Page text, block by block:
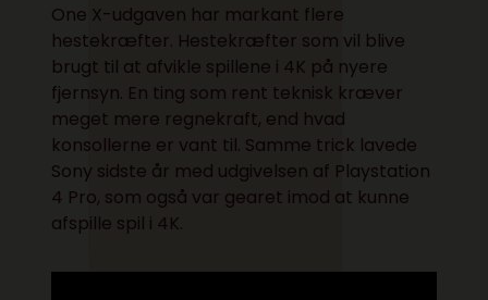
One X-udgaven har markant flere
hestekræfter. Hestekræfter som vil blive
brugt til at afvikle spillene i 4K på nyere
fjernsyn. En ting som rent teknisk kræver
meget mere regnekraft, end hvad
konsollerne er vant til. Samme trick lavede
Sony sidste år med udgivelsen af Playstation
4 Pro, som også var gearet imod at kunne
afspille spil i 4K.